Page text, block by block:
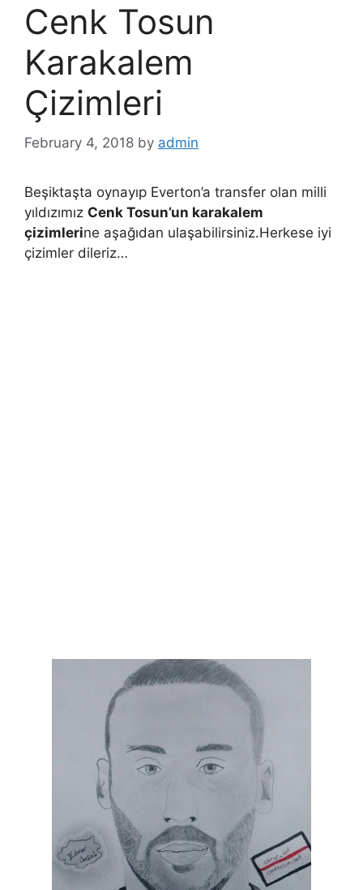
Cenk Tosun
Karakalem
Çizimleri
February 4, 2018 by admin
Beşiktaşta oynayıp Everton’a transfer olan milli
yıldızımız Cenk Tosun’un karakalem
çizimlerine aşağıdan ulaşabilirsiniz.Herkese iyi
çizimler dileriz…